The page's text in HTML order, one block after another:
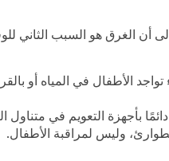
أن الغرق هو السبب الثاني
الأطفال في المياه أو
بأجهزة التعويم في متناول
وليس لمراقبة الأطفال.